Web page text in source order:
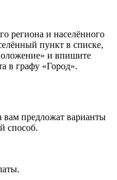
региона и населённого
пункт в списке,
и впишите
в графу «Город».
вам предложат варианты
способ.